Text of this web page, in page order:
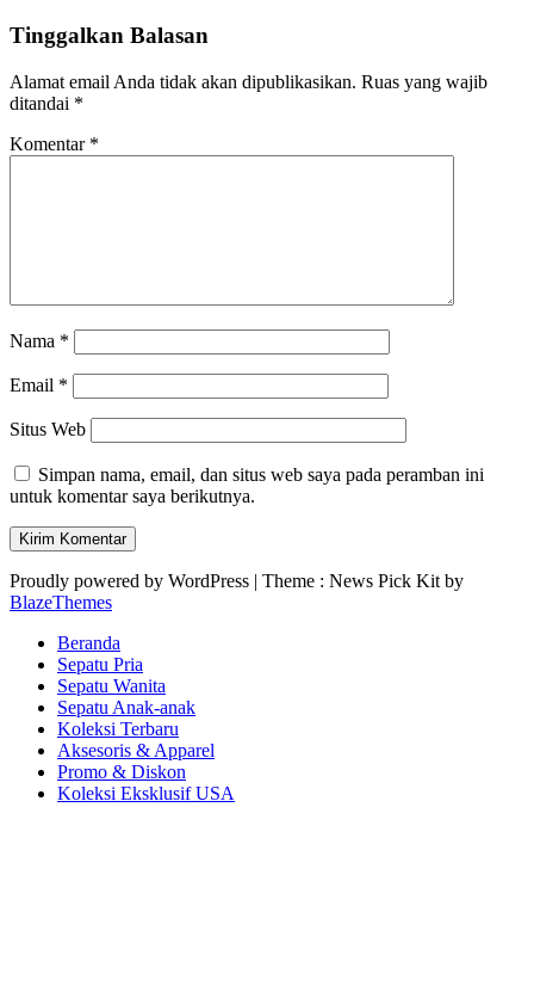
Tinggalkan Balasan
Alamat email Anda tidak akan dipublikasikan. Ruas yang wajib
ditandai *
Komentar *
Nama *
Email *
Situs Web
Simpan nama, email, dan situs web saya pada peramban ini
untuk komentar saya berikutnya.
Proudly powered by WordPress | Theme : News Pick Kit by
BlazeThemes
Beranda
Sepatu Pria
Sepatu Wanita
Sepatu Anak-anak
Koleksi Terbaru
Aksesoris & Apparel
Promo & Diskon
Koleksi Eksklusif USA